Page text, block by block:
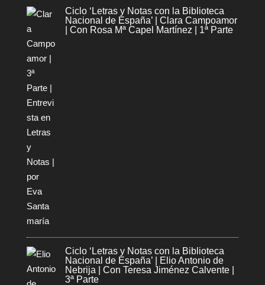
Ciclo ‘Letras y Notas con la Biblioteca
Nacional de España’ | Clara Campoamor
| Con Rosa Mª Capel Martínez | 1ª Parte
Ciclo ‘Letras y Notas con la Biblioteca
Nacional de España’ | Elio Antonio de
Nebrija | Con Teresa Jiménez Calvente |
3ª Parte